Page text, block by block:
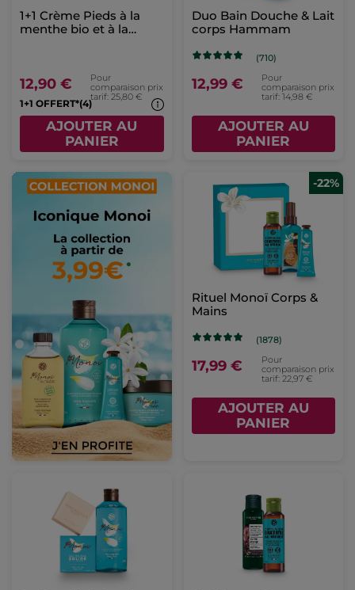
1+1 Crème Pieds à la
menthe bio et à la
12,90 €
Pour
comparaison prix
tarif: 25,80 €
1+1 OFFERT*(4)
AJOUTER AU
PANIER
Duo Bain Douche & Lait
corps Hammam
(710)
12,99 €
Pour
comparaison prix
tarif: 14,98 €
AJOUTER AU
PANIER
-22%
Rituel Monoï Corps &
Mains
(1878)
17,99 €
Pour
comparaison prix
tarif: 22,97 €
AJOUTER AU
PANIER